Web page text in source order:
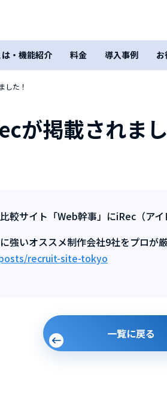
・機能紹介 料金 導入事例
した！
が掲載されまし
較サイト「Web幹事」にiRec（アイ
強いオススメ制作会社9社をプロが
recruit-site-tokyo
一覧に戻る